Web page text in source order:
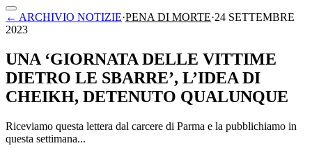
← ARCHIVIO NOTIZIE·PENA DI MORTE·24 SETTEMBRE
2023
UNA ‘GIORNATA DELLE VITTIME
DIETRO LE SBARRE’, L’IDEA DI
CHEIKH, DETENUTO QUALUNQUE
Riceviamo questa lettera dal carcere di Parma e la pubblichiamo in
questa settimana...